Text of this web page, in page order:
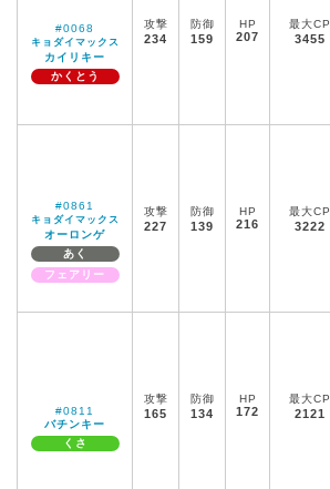
#0068
キョダイマックス
カイリキー
かくとう
攻撃
234
防御
159
HP
207
最大CP
3455
#0861
キョダイマックス
オーロンゲ
あく
フェアリー
攻撃
227
防御
139
HP
216
最大CP
3222
#0811
バチンキー
くさ
攻撃
165
防御
134
HP
172
最大CP
2121